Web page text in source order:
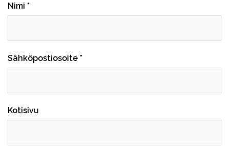
Nimi *
Sähköpostiosoite *
Kotisivu